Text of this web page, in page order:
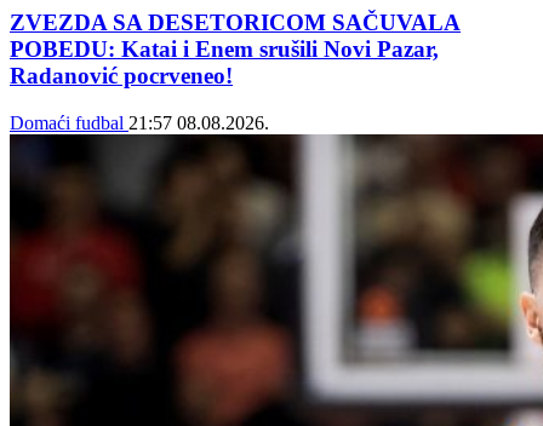
ZVEZDA SA DESETORICOM SAČUVALA
POBEDU: Katai i Enem srušili Novi Pazar,
Radanović pocrveneo!
Domaći fudbal 21:57 08.08.2026.